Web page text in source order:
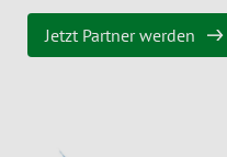
Jetzt Partner werden